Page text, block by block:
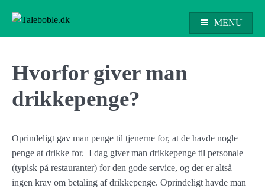
contentTaleboble.dk
MENU
Hvorfor giver man
drikkepenge?
Oprindeligt gav man penge til tjenerne for, at de havde nogle
penge at drikke for. I dag giver man drikkepenge til personale
(typisk på restauranter) for den gode service, og der er altså
ingen krav om betaling af drikkepenge. Oprindeligt havde man